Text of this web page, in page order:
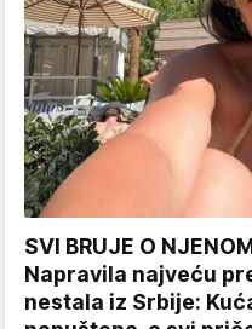
SVI BRUJE O
Napravila najveću
nestala iz Srbije: